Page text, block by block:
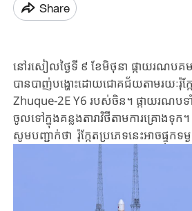
Share
នៅ​រសៀល​ថ្ងៃ​ទី ៩ ខែ​មិថុនា ផ្កាយរណបគ
បាន​បាញ់​បង្ហោះ​ដោយ​ជោគជ័យ​តា​មរយៈរ៉ុក្
Zhuque-2E Y6 របស់​ចិន​។ ផ្កាយរណបទ
ចូល​ទៅ​ក្នុង​គន្លងតារាវិថី​​តាមការគ្រោងទុក។
សូមបញ្ជាក់​ថា ​ រ៉ុក្កែត​ប្រភេទ​នេះអាចផ្ទុក​ទ